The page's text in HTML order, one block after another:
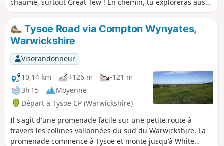
chaume, surtout Great Tew ! En chemin, tu exploreras aussi
la campagne tranquille et tu profiteras de belles églises et
d'un magnifique séquoia géant !
Tysoe Road via Compton Wynyates,
Warwickshire
Visorandonneur
10,14 km
+126 m
-121 m
3h 15
Moyenne
Départ à Tysoe CP (Warwickshire)
Il s'agit d'une promenade facile sur une petite route à
travers les collines vallonnées du sud du Warwickshire. La
promenade commence à Tysoe et monte jusqu'à White